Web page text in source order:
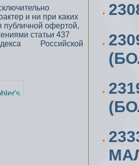
и ни при каких
публичной офертой,
статьи 437
Российской